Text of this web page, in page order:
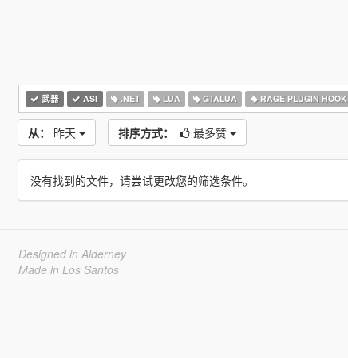
武器 ASI .NET LUA GTALUA RAGE PLUGIN HOOK
从： 昨天 排序方式： 最多赞
没有找到的文件，请尝试更改您的筛选条件。
Designed in Alderney
Made in Los Santos